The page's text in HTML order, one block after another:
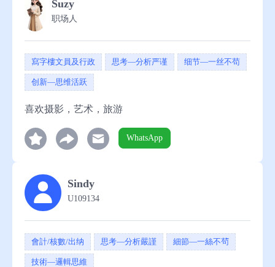
Suzy
职场人
寫字樓文員及行政 思考—分析严谨 细节—一丝不苟
创新—思维活跃
喜欢摄影，艺术，旅游
WhatsApp
Sindy
U109134
會計/核數/出纳 思考—分析嚴謹 細節—一絲不茍
技術—邏輯思維